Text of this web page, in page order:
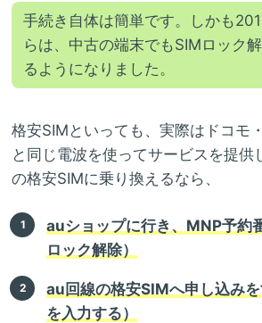
手続き自体は簡単です。しかも
らは、中古の端末でもSIMロック
るようになりました。
格安SIMといっても、実際はドコモ
と同じ電波を使ってサービスを提供
の格安SIMに乗り換えるなら、
auショップに行き、MNP予約
ロック解除）
au回線の格安SIMへ申し込み
を入力する）